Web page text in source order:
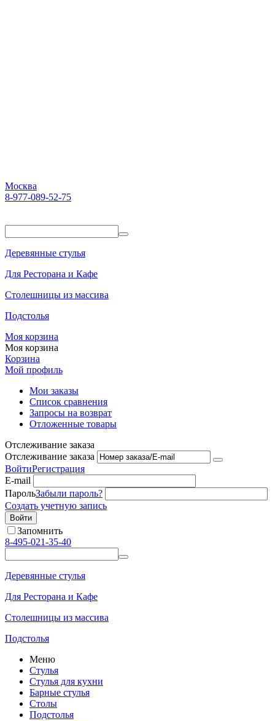
Москва
8-977-089-52-75
Деревянные стулья
Для Ресторана и Кафе
Столешницы из массива
Подстолья
Моя корзина
Моя корзина
Корзина
Мой профиль
Мои заказы
Список сравнения
Запросы на возврат
Отложенные товары
Отслеживание заказа
Отслеживание заказа
ВойтиРегистрация
E-mail
ПарольЗабыли пароль?
Создать учетную запись
Войти
Запомнить
8-495-021-35-40
Деревянные стулья
Для Ресторана и Кафе
Столешницы из массива
Подстолья
Меню
Стулья
Стулья для кухни
Барные стулья
Столы
Подстолья